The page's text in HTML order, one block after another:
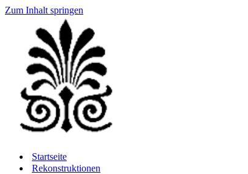
Zum Inhalt springen
Startseite
Rekonstruktionen